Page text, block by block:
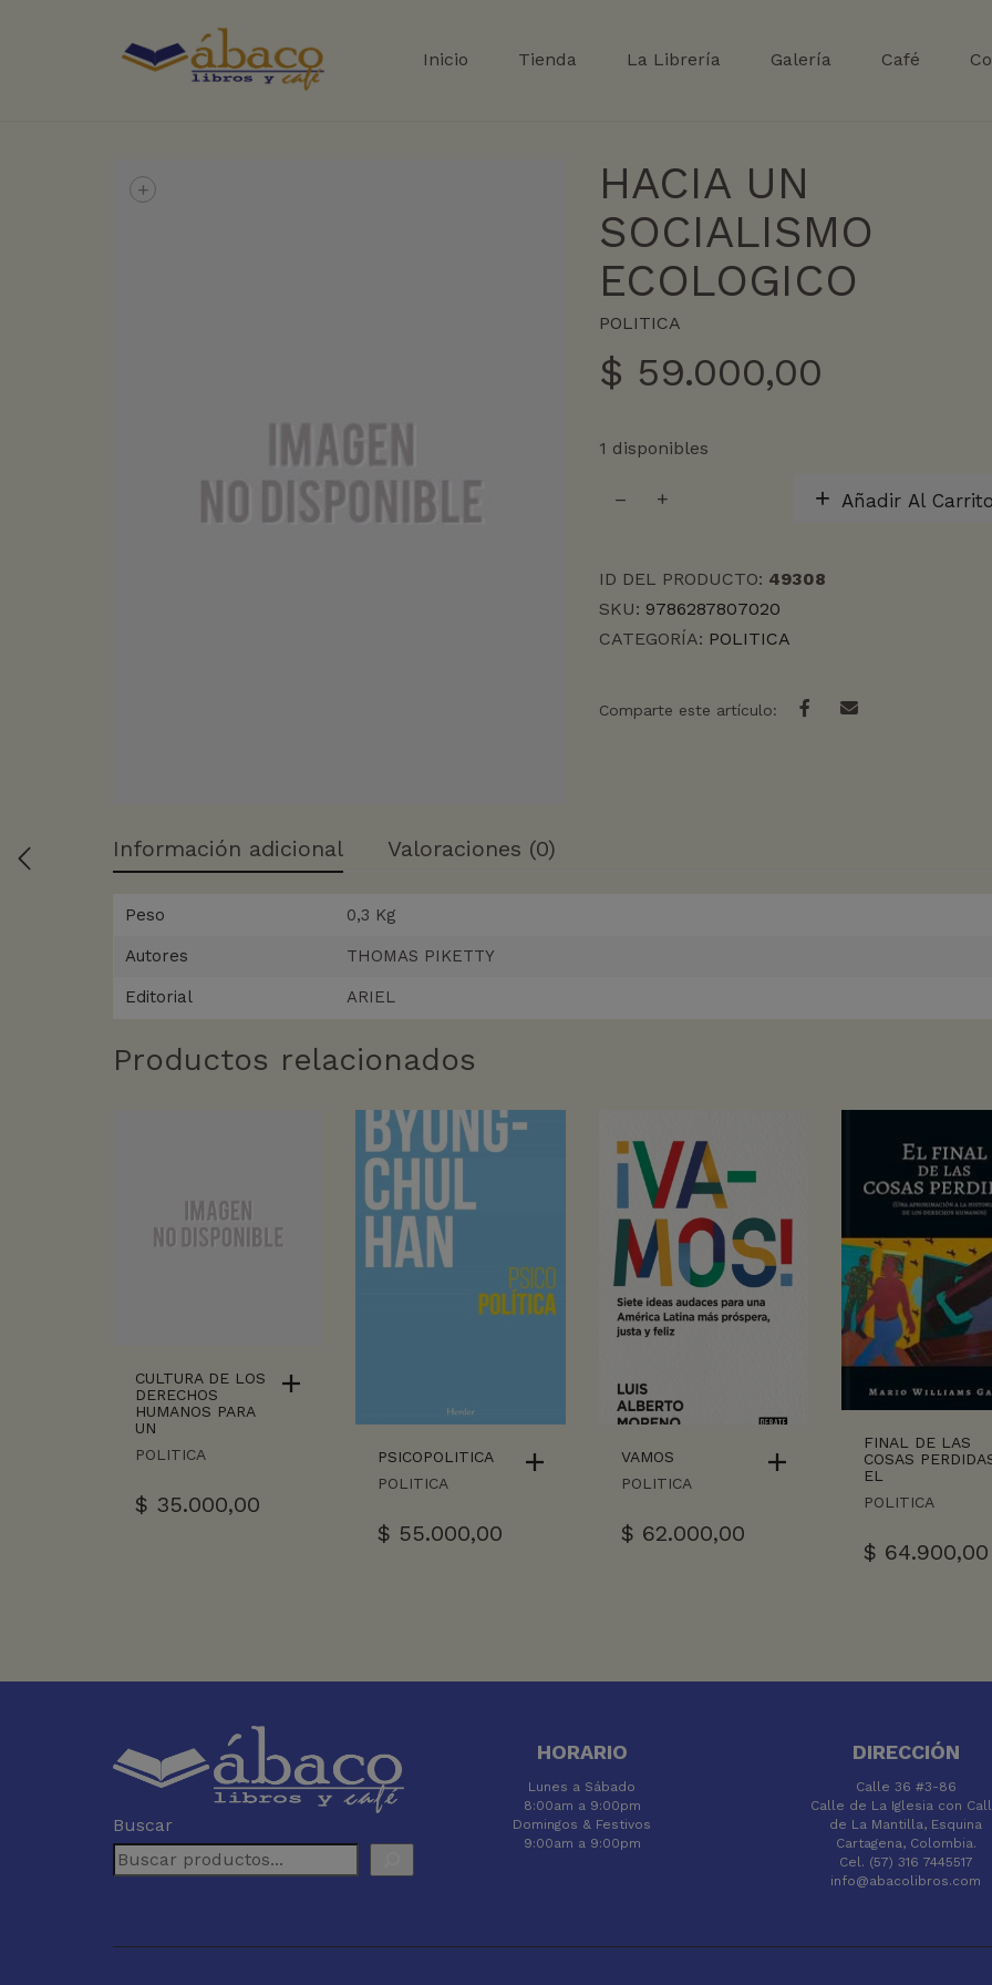
Inicio Tienda La Librería Galería Café
+
HACIA UN
SOCIALISMO
ECOLOGICO
POLITICA
$ 59.000,00
1 disponibles
UN
cantidad
Añadir Al
ID DEL PRODUCTO: 49308
SKU: 9786287807020
CATEGORÍA: POLITICA
Comparte este artículo:
Información adicional Valoraciones (0)
Peso 0,3 Kg
Autores THOMAS PIKETTY
Editorial ARIEL
Productos relacionados
CULTURA DE LOS
DERECHOS
HUMANOS PARA
UN
POLITICA
$ 35.000,00
PSICOPOLITICA
POLITICA
$ 55.000,00
VAMOS
POLITICA
$ 62.000,00
FINAL DE LAS
COSAS
EL
POLITICA
$ 64.900,00
Buscar
HORARIO
Lunes a Sábado
8:00am a 9:00pm
Domingos & Festivos
9:00am a 9:00pm
DIRECCIÓN
Calle 36 #3-86
Calle de La Iglesia con
de La Mantilla, Esquina
Cartagena, Colombia.
Cel. (57) 316 7445517
info@abacolibros.com